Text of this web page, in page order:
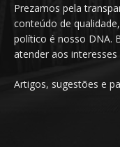
Prezamos pela
conteúdo de
político é nosso DNA.
atender aos
Artigos, sugestões e